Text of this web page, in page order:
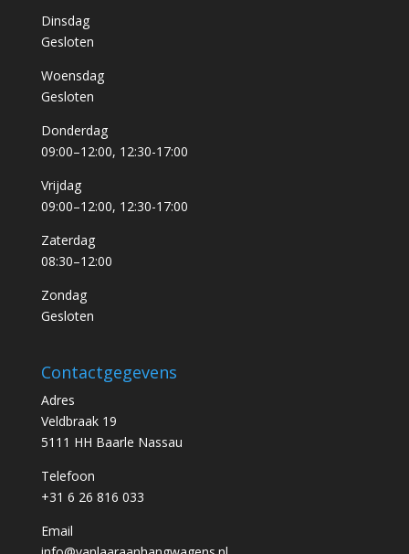
Dinsdag
Gesloten
Woensdag
Gesloten
Donderdag
09:00–12:00, 12:30-17:00
Vrijdag
09:00–12:00, 12:30-17:00
Zaterdag
08:30–12:00
Zondag
Gesloten
Contactgegevens
Adres
Veldbraak 19
5111 HH Baarle Nassau
Telefoon
+31 6 26 816 033
Email